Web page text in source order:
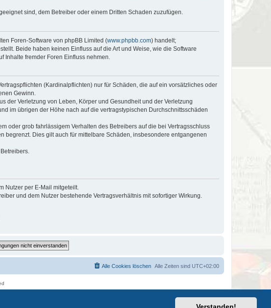
sind, dem Betreiber oder einem Dritten Schaden zuzufügen.
Foren-Software von phpBB Limited (www.phpbb.com) handelt;
Beide haben keinen Einfluss auf die Art und Weise, wie die Software
Inhalte fremder Foren Einfluss nehmen.
(Kardinalpflichten) nur für Schäden, die auf ein vorsätzliches oder
Gewinn.
der Verletzung von Leben, Körper und Gesundheit und der Verletzung
im übrigen der Höhe nach auf die vertragstypischen Durchschnittsschäden
oder grob fahrlässigem Verhalten des Betreibers auf die bei Vertragsschluss
Dies gilt auch für mittelbare Schäden, insbesondere entgangenen
Nutzer per E-Mail mitgeteilt.
und dem Nutzer bestehende Vertragsverhältnis mit sofortiger Wirkung.
Alle Zeiten sind UTC+02:00
Alle Cookies löschen